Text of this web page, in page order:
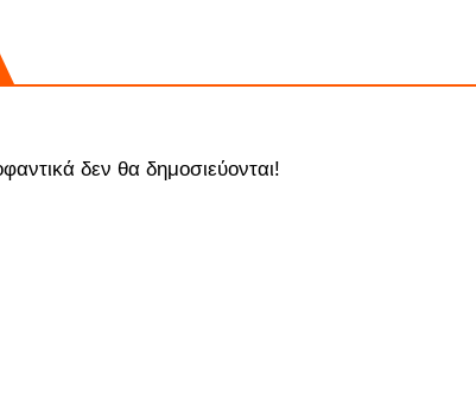
δεν θα δημοσιεύονται!